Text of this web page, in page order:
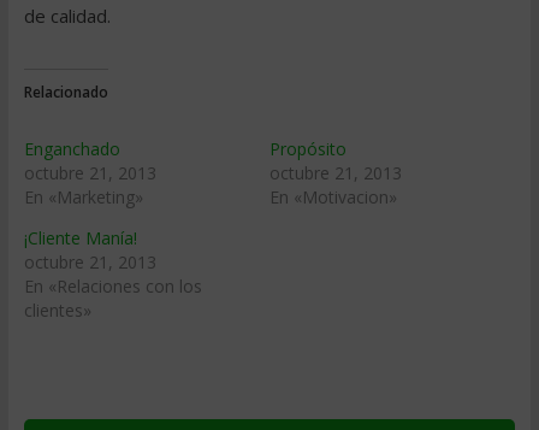
de calidad.
Relacionado
Enganchado
octubre 21, 2013
En «Marketing»
Propósito
octubre 21, 2013
En «Motivacion»
¡Cliente Manía!
octubre 21, 2013
En «Relaciones con los
clientes»